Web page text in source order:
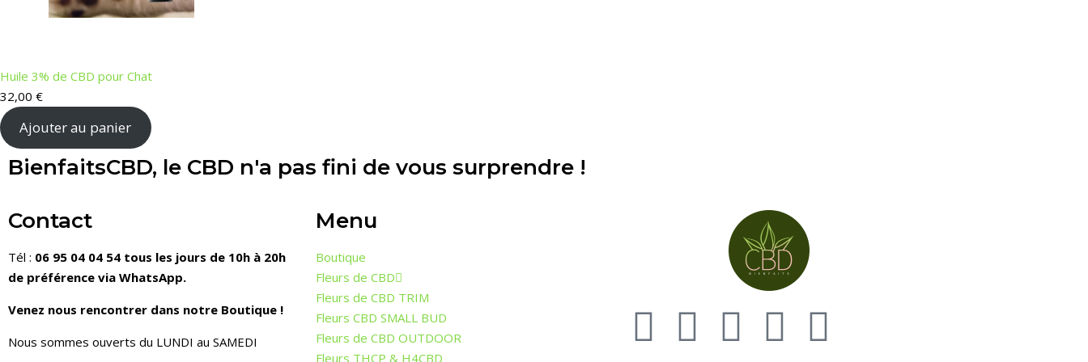
Huile 3% de CBD pour Chat
32,00 €
Ajouter au panier
BienfaitsCBD, le CBD n'a pas fini de vous surprendre !
Contact
Tél : 06 95 04 04 54 tous les jours de 10h à 20h
de préférence via WhatsApp.
Venez nous rencontrer dans notre Boutique !
Nous sommes ouverts du LUNDI au SAMEDI
Menu
Boutique
Fleurs de CBD
Fleurs de CBD TRIM
Fleurs CBD SMALL BUD
Fleurs de CBD OUTDOOR
Fleurs THCP & H4CBD